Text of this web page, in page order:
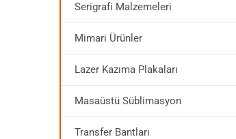
Serigrafi Malzemeleri
Mimari Ürünler
Lazer Kazıma Plakaları
Masaüstü Süblimasyon
Transfer Bantları